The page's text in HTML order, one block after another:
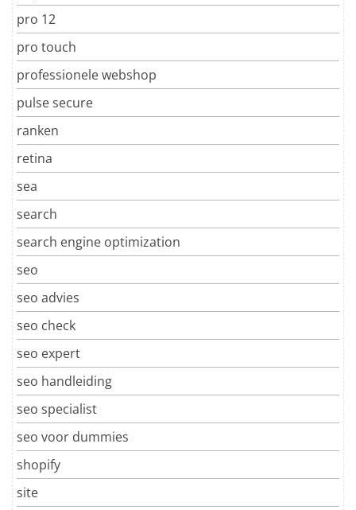
pro 12
pro touch
professionele webshop
pulse secure
ranken
retina
sea
search
search engine optimization
seo
seo advies
seo check
seo expert
seo handleiding
seo specialist
seo voor dummies
shopify
site